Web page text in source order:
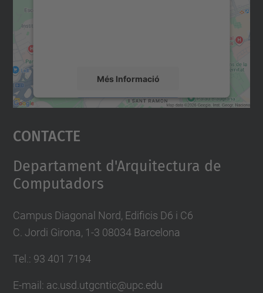
Més Informació
Accepta
powered by
Contacte
Departament d'Arquitectura de
Computadors
Campus Diagonal Nord, Edificis D6 i C6
C. Jordi Girona, 1-3 08034 Barcelona
Tel.: 93 401 7194
E-mail: ac.usd.utgcntic@upc.edu